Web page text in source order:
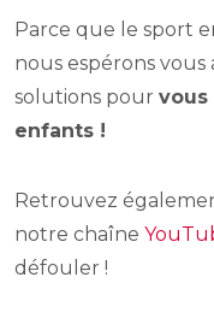
Parce que le sport
nous espérons
solutions pour vous
enfants !
Retrouvez
notre chaîne
défouler !